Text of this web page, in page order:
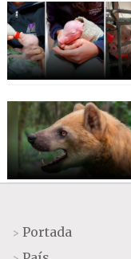
> Portada